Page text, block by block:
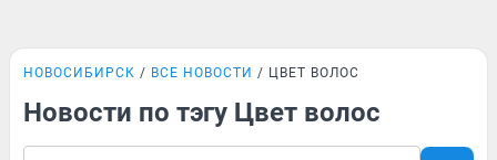
НОВОСИБИРСК ВСЕ НОВОСТИ ЦВЕТ ВОЛОС
Новости по тэгу Цвет волос